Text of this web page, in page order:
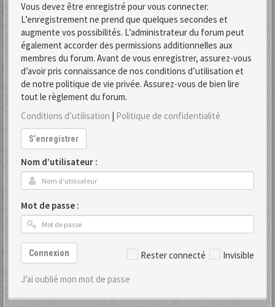
Vous devez être enregistré pour vous connecter.
L’enregistrement ne prend que quelques secondes et
augmente vos possibilités. L’administrateur du forum peut
également accorder des permissions additionnelles aux
membres du forum. Avant de vous enregistrer, assurez-vous
d’avoir pris connaissance de nos conditions d’utilisation et
de notre politique de vie privée. Assurez-vous de bien lire
tout le règlement du forum.
Conditions d’utilisation | Politique de confidentialité
S’enregistrer
Nom d’utilisateur :
Mot de passe :
Rester connecté Invisible
Connexion
J’ai oublié mon mot de passe